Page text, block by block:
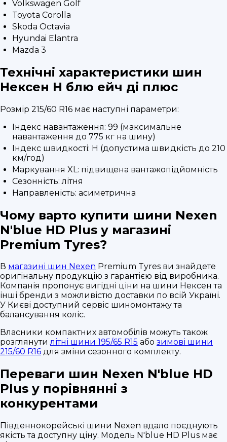
Volkswagen Golf
Toyota Corolla
Skoda Octavia
Hyundai Elantra
Mazda 3
Технічні характеристики шин
Нексен Н блю ейч ді плюс
Розмір 215/60 R16 має наступні параметри:
Індекс навантаження: 99 (максимальне
навантаження до 775 кг на шину)
Індекс швидкості: H (допустима швидкість до 210
км/год)
Маркування XL: підвищена вантажопідйомність
Сезонність: літня
Направленість: асиметрична
Чому варто купити шини Nexen
N'blue HD Plus у магазині
Premium Tyres?
В магазині шин Nexen Premium Tyres ви знайдете
оригінальну продукцію з гарантією від виробника.
Компанія пропонує вигідні ціни на шини Нексен та
інші бренди з можливістю доставки по всій Україні.
У Києві доступний сервіс шиномонтажу та
балансування коліс.
Власники компактних автомобілів можуть також
розглянутилітні шини 195/65 R15 або зимові шини
215/60 R16 для зміни сезонного комплекту.
Переваги шин Nexen N'blue HD
Plus у порівнянні з
конкурентами
Південнокорейські шини Nexen вдало поєднують
якість та доступну ціну. Модель N'blue HD Plus має